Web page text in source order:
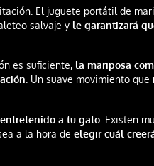
El juguete portátil de
salvaje y le garantizará
es suficiente, la mariposa
. Un suave movimiento
a tu gato . Existen
a la hora deelegir cuál